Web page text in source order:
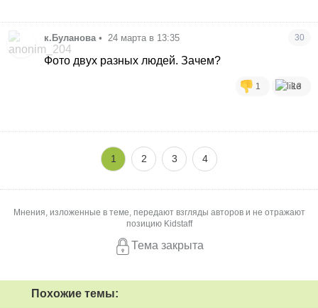
к.Буланова • 24 марта в 13:35 30
Фото двух разных людей. Зачем?
1 13
1 2 3 4
Мнения, изложенные в теме, передают взгляды авторов и не отражают
позицию Kidstaff
Тема закрыта
Похожие темы: